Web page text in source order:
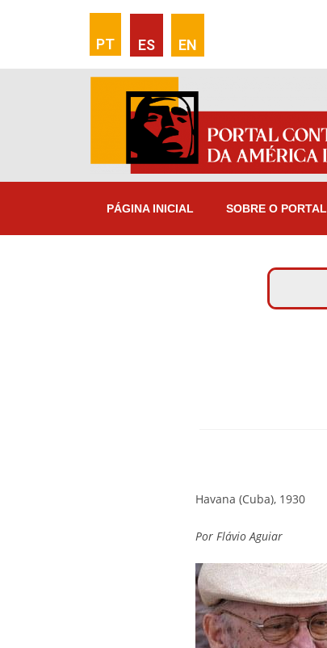
PT ES EN
PÁGINA INICIAL SOBRE O PORTAL
Havana (Cuba), 1930
Por Flávio Aguiar